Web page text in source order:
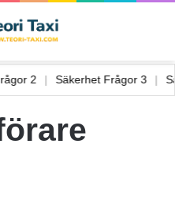
2 Säkerhet Frågor 3